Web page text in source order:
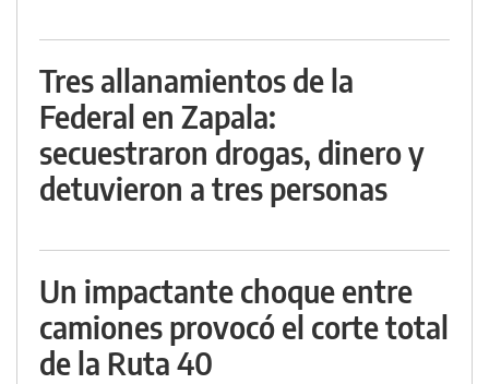
Tres allanamientos de la
Federal en Zapala:
secuestraron drogas, dinero y
detuvieron a tres personas
Un impactante choque entre
camiones provocó el corte total
de la Ruta 40